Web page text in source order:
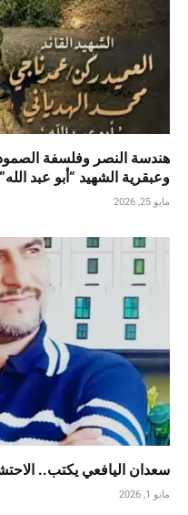
وعبقرية الشهيد “أبو عبد الله”
مايو 25, 2026
سعدان اليافعي يكتب..
مايو 1, 2026